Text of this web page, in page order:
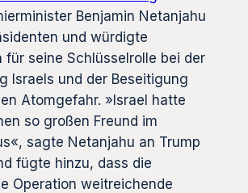
Benjamin Netanjahu
und würdigte
für seine Schlüsselrolle bei der
Israels und der Beseitigung
Atomgefahr. »Israel hatte
so großen Freund im
sagte Netanjahu an Trump
fügte hinzu, dass die
Operation weitreichende